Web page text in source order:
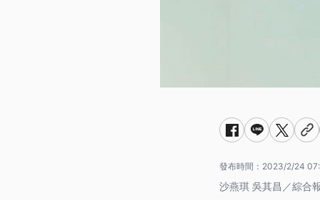
發布時間： 2023/2/24
沙燕琪 吳其昌／綜合